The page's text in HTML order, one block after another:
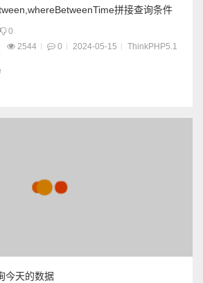
拼接查询条件
0
2544
0 2024-05-15 ThinkPHP5.1
今天的数据